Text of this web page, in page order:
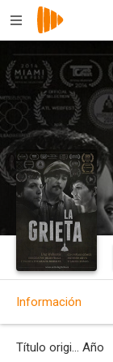
Información
Título original Año